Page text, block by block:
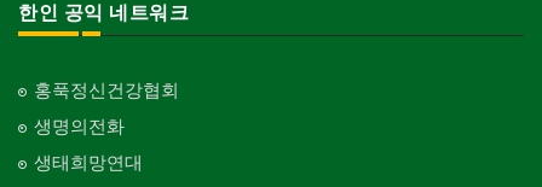
인터넷/소프트웨어 개발
Church-United
Church-7th Day Adventist
교회-씨 앤 엠에이
Church-C & MA
한인 공익 네트워크
홍푹정신건강협회
생명의전화
생태희망연대